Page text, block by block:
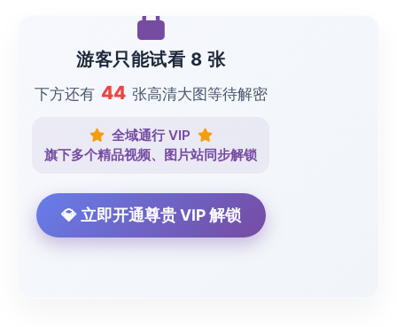
游客只能试看 8 张
下方还有 44 张高清大图等待解密
全域通行 VIP
旗下多个精品视频、图片站同步解锁
💎 立即开通尊贵 VIP 解锁